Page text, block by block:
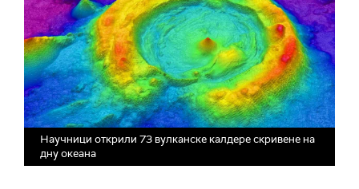
Научници открили 73 вулканске калдере скривене на
дну океана